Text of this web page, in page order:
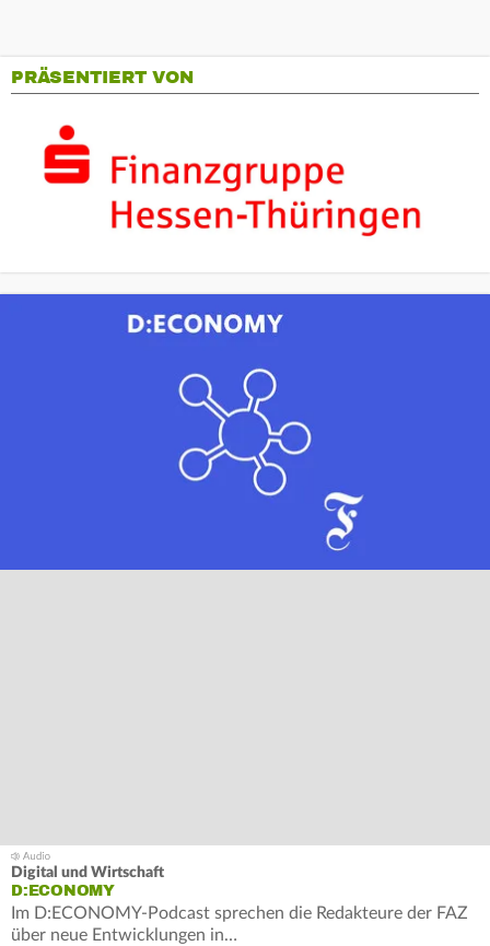
PRÄSENTIERT VON
Digital und Wirtschaft
D:ECONOMY
Im D:ECONOMY-Podcast sprechen die Redakteure der FAZ
über neue Entwicklungen in…